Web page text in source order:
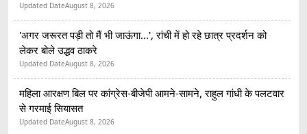
Updated DateAugust 8, 2026
'अगर जरूरत पड़ी तो मैं भी जाऊंगा...', रांची में हो रहे छात्र प्रदर्शन को
लेकर बोले उद्धव ठाकरे
Updated DateAugust 8, 2026
महिला आरक्षण बिल पर कांग्रेस-बीजेपी आमने-सामने, राहुल गांधी के पलटवार
से गरमाई सियासत
Updated DateAugust 8, 2026